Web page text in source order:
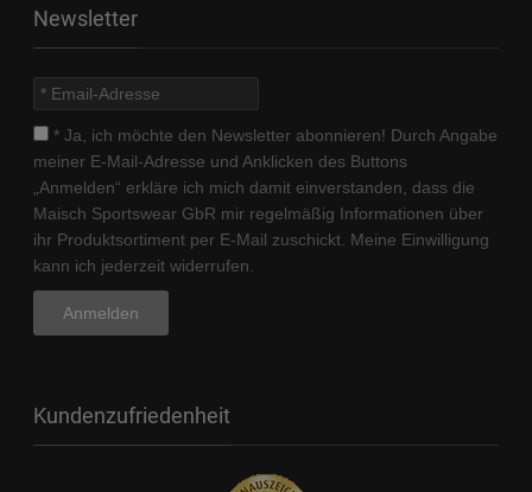
Newsletter
* Ja, ich möchte den Newsletter abonnieren! Durch Angabe
meiner E-Mail-Adresse und Anklicken des Buttons
„Anmelden“ erkläre ich mich damit einverstanden, dass die
Maisch Sportswear GbR mir regelmäßig Informationen über
ihr Produktsortiment per E-Mail zuschickt. Meine Einwilligung
kann ich jederzeit widerrufen.
Kundenzufriedenheit